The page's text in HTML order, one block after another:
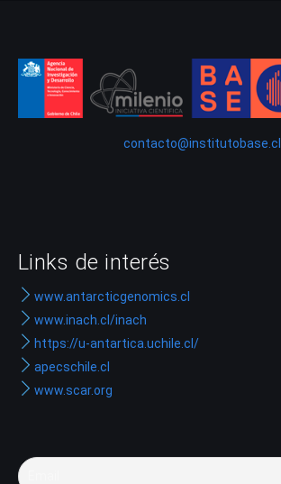
contacto@institutobase.cl
Links de interés
www.antarcticgenomics.cl
www.inach.cl/inach
https://u-antartica.uchile.cl/
apecschile.cl
www.scar.org